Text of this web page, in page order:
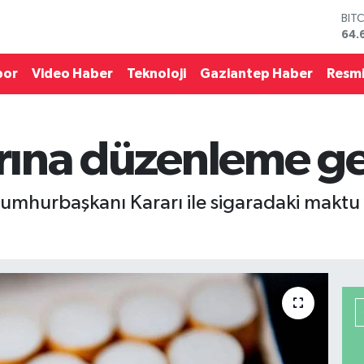
Video Haber Teknoloji Gaziantep Haber
düzenleme
Kararı ile sigaradaki